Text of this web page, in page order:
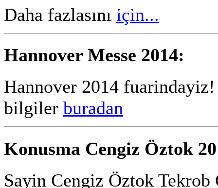
Daha fazlasını için...
Hannover Messe 2014:
Hannover 2014
bilgiler buradan
Konusma Cengiz Öztok
Sayin Cengiz Öztok